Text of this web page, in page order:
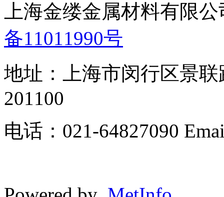
上海金缕金属材料有限
备11011990号
地址：上海市闵行区景
201100
电话：021-64827090